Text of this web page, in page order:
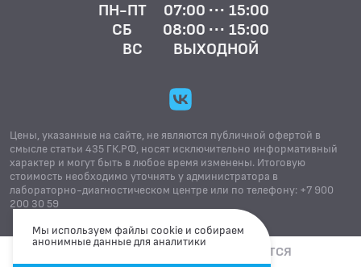
ПН-ПТ
07:00 ··· 15:00
СБ
08:00 ··· 15:00
ВС
ВЫХОДНОЙ
Цены, указанные на сайте, не являются публичной офертой в
смысле статьи 435 ГК.РФ, носят исключительно информативный
характер и могут быть в любое время изменены. Итоговую
стоимость необходимо уточнять у администратора в
лабораторно-диагностическом центре или по телефону: +7 900
200 30 59
УСЛУГИ ЛИЦЕНЗИРОВАНЫ. ИМЕЮТСЯ
Мы используем файлы cookie и собираем
анонимные данные для аналитики